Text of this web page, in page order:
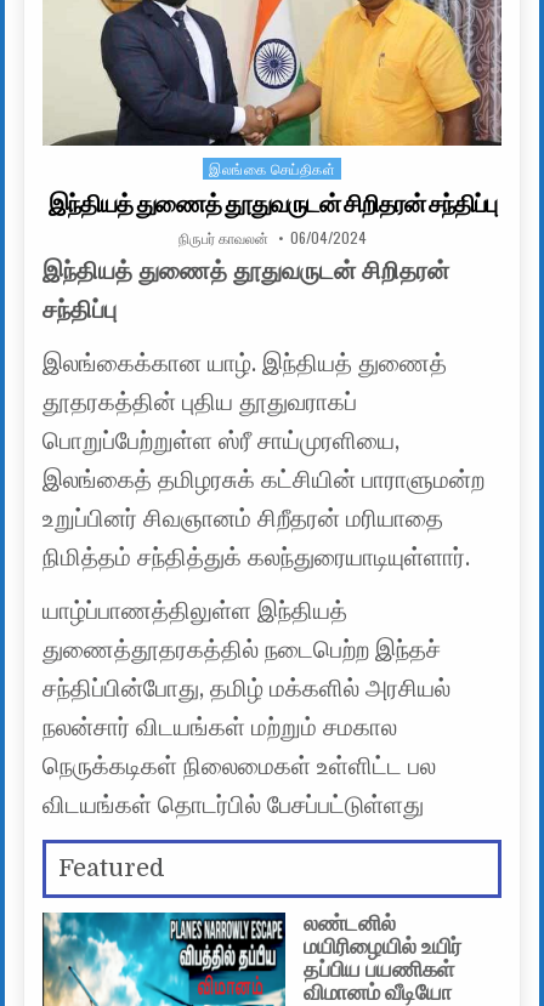
Posted in
இலங்கை செய்திகள்
இந்தியத் துணைத் தூதுவருடன் சிறிதரன் சந்திப்பு
AUTHOR:
நிருபர் காவலன் PUBLISHED DATE:
06/04/2024
இந்தியத் துணைத் தூதுவருடன் சிறிதரன்
சந்திப்பு
இலங்கைக்கான யாழ். இந்தியத் துணைத்
தூதரகத்தின் புதிய தூதுவராகப்
பொறுப்பேற்றுள்ள ஸ்ரீ சாய்முரளியை,
இலங்கைத் தமிழரசுக் கட்சியின் பாராளுமன்ற
உறுப்பினர் சிவஞானம் சிறீதரன் மரியாதை
நிமித்தம் சந்தித்துக் கலந்துரையாடியுள்ளார்.
யாழ்ப்பாணத்திலுள்ள இந்தியத்
துணைத்தூதரகத்தில் நடைபெற்ற இந்தச்
சந்திப்பின்போது, தமிழ் மக்களில் அரசியல்
நலன்சார் விடயங்கள் மற்றும் சமகால
நெருக்கடிகள் நிலைமைகள் உள்ளிட்ட பல
விடயங்கள் தொடர்பில் பேசப்பட்டுள்ளது
Featured
லண்டனில்
மயிரிழையில் உயிர்
தப்பிய பயணிகள்
விமானம் வீடியோ